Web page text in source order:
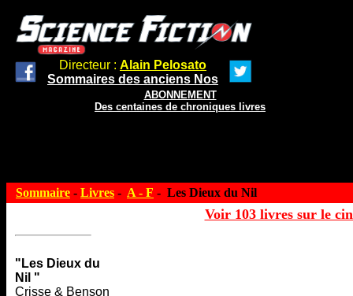
Directeur : Alain Pelosato
Sommaires des anciens Nos
ABONNEMENT
Des centaines de chroniques livres
Sommaire - Livres - A - F - Les Dieux du Nil
Voir 103 livres sur le
"Les Dieux du
Nil "
Crisse & Benson